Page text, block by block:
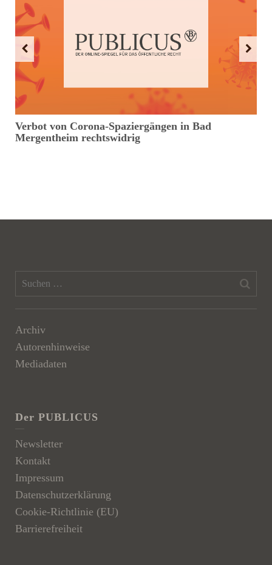
Verbot von Corona-Spaziergängen in Bad
Mergentheim rechtswidrig
Archiv
Autorenhinweise
Mediadaten
Der PUBLICUS
Newsletter
Kontakt
Impressum
Datenschutzerklärung
Cookie-Richtlinie (EU)
Barrierefreiheit